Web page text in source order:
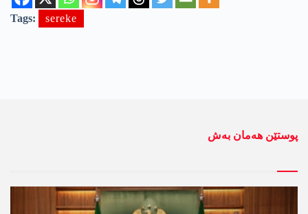
Tags: sereke
پوستێن ھەمان بەش